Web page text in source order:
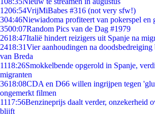
1206:54VrijMiBabes #316 (not very sfw!)
304:46Niewiadoma profiteert van pokerspel en
3500:07Random Pics van de Dag #1979
2618:47Italië hindert reizigers uit Spanje na
2418:31Vier aanhoudingen na doodsbedreiging
van Breda
1118:26Smokkelbende opgerold in Spanje,
migranten
3618:08CDA en D66 willen ingrijpen tegen
ongemerkt filmen
1117:56Benzineprijs daalt verder, onzekerheid
blijft